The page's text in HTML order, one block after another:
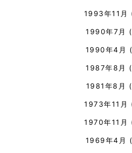
1993年11月
1990年7月
1990年4月
1987年8月
1981年8月
1973年11月
1970年11月
1969年4月